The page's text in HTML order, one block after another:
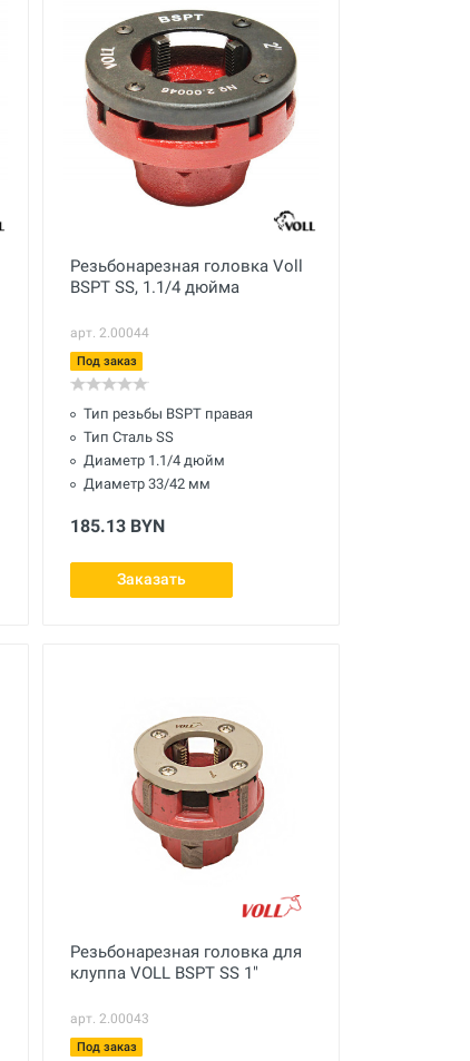
Резьбонарезная головка Voll
BSPT SS, 1.1/4 дюйма
арт. 2.00044
Под заказ
Тип резьбы BSPT правая
Тип Сталь SS
Диаметр 1.1/4 дюйм
Диаметр 33/42 мм
185.13 BYN
Заказать
Резьбонарезная головка для
клуппа VOLL BSPT SS 1"
арт. 2.00043
Под заказ